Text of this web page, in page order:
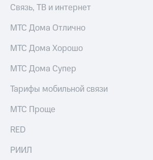
Контакты
Пригласить
Корпоративное
секретарь
Связь, ТВ и интернет
МТС Дома Отлично
МТС Дома Хорошо
МТС Дома Супер
Тарифы мобильной связи
МТС Проще
RED
РИИЛ